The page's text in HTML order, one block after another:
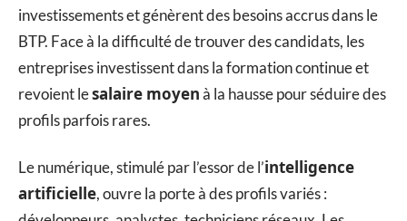
investissements et génèrent des besoins accrus dans le
BTP. Face à la difficulté de trouver des candidats, les
entreprises investissent dans la formation continue et
revoient lesalaire moyenà la hausse pour séduire des
profils parfois rares.
Le numérique, stimulé par l’essor de l’intelligence
artificielle, ouvre la porte à des profils variés :